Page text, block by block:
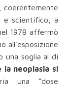
coerentemente
e scientifico, a
1978 affermò
all'esposizione
una soglia al di
neoplasia si
una “dose